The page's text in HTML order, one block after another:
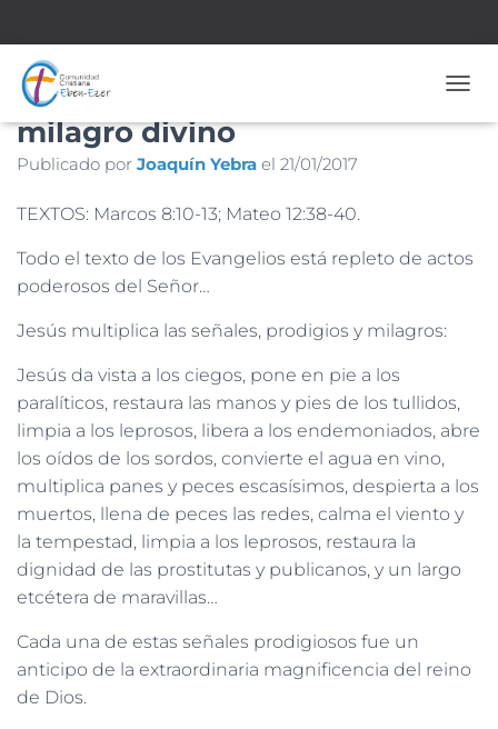
La santa provocación del
milagro divino
Publicado por Joaquín Yebra el 21/01/2017
TEXTOS: Marcos 8:10-13; Mateo 12:38-40.
Todo el texto de los Evangelios está repleto de actos
poderosos del Señor…
Jesús multiplica las señales, prodigios y milagros:
Jesús da vista a los ciegos, pone en pie a los
paralíticos, restaura las manos y pies de los tullidos,
limpia a los leprosos, libera a los endemoniados, abre
los oídos de los sordos, convierte el agua en vino,
multiplica panes y peces escasísimos, despierta a los
muertos, llena de peces las redes, calma el viento y
la tempestad, limpia a los leprosos, restaura la
dignidad de las prostitutas y publicanos, y un largo
etcétera de maravillas…
Cada una de estas señales prodigiosos fue un
anticipo de la extraordinaria magnificencia del reino
de Dios.